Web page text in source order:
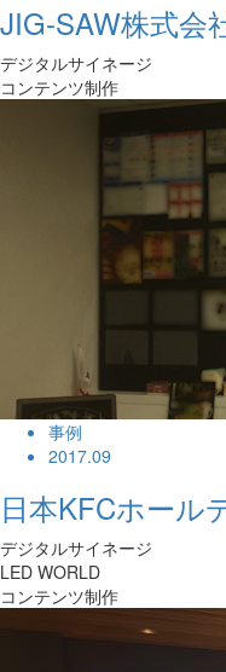
JIG-SAW株式会
デジタルサイネージ
コンテンツ制作
事例
2017.09
日本KFCホール
デジタルサイネージ
LED WORLD
コンテンツ制作